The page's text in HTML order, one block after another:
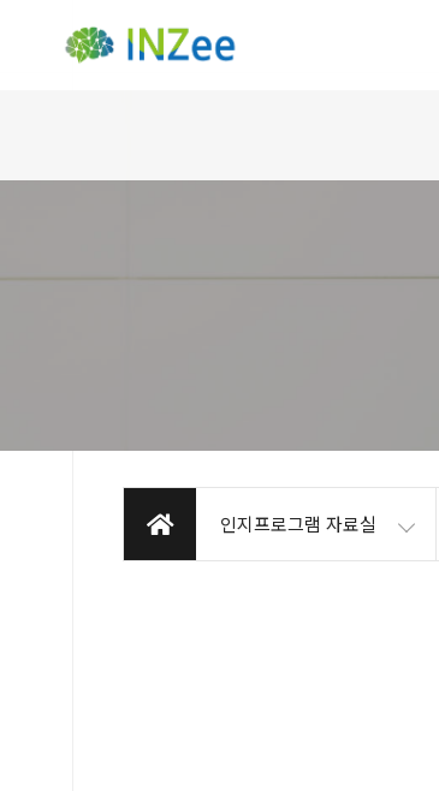
인지프로그램 자료실